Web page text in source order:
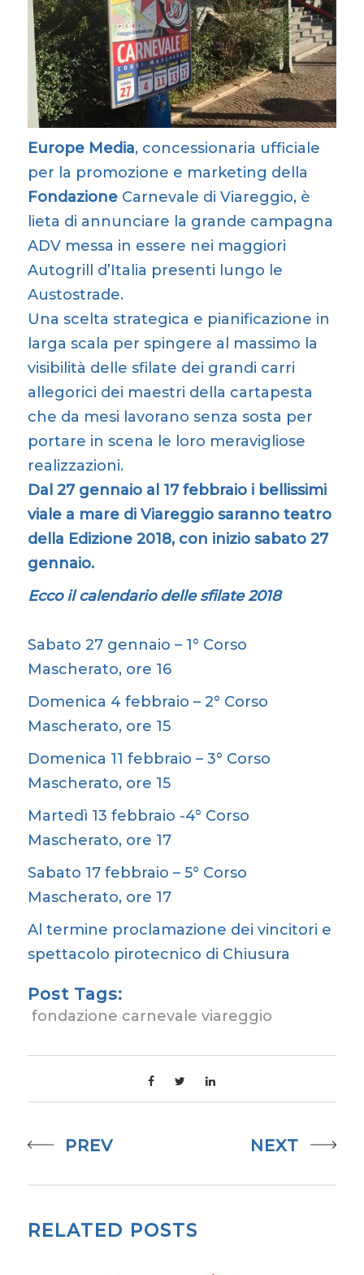
Europe Media, concessionaria ufficiale
per la promozione e marketing della
FondazioneCarnevale di Viareggio, è
lieta di annunciare la grande campagna
ADV messa in essere nei maggiori
Autogrill d’Italia presenti lungo le
Austostrade.
Una scelta strategica e pianificazione in
larga scala per spingere al massimo la
visibilità delle sfilate dei grandi carri
allegorici dei maestri della cartapesta
che da mesi lavorano senza sosta per
portare in scena le loro meravigliose
realizzazioni.
Dal 27 gennaio al 17 febbraio i bellissimi
viale a mare di Viareggio saranno teatro
della Edizione 2018, con inizio sabato 27
gennaio.
Ecco il calendario delle sfilate 2018
Sabato 27 gennaio – 1° Corso
Mascherato, ore 16
Domenica 4 febbraio – 2° Corso
Mascherato, ore 15
Domenica 11 febbraio – 3° Corso
Mascherato, ore 15
Martedì 13 febbraio -4° Corso
Mascherato, ore 17
Sabato 17 febbraio – 5° Corso
Mascherato, ore 17
Al termine proclamazione dei vincitori e
spettacolo pirotecnico di Chiusura
Post Tags:
fondazione carnevale viareggio
PREV NEXT
RELATED POSTS